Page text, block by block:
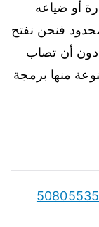
أو ضياعه
فنحن نفتح
دون أن تصاب
منها برمجة
قطع غيار شانجان CHANGAN الكويت 50805535